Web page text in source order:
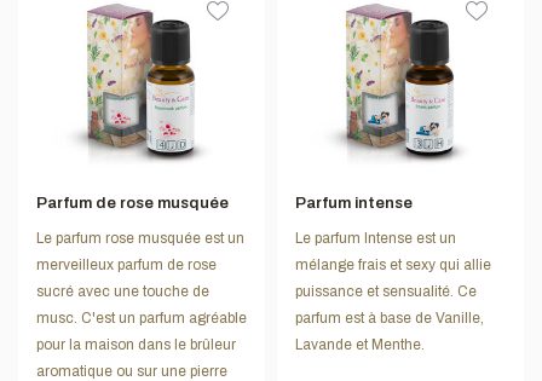
Parfum de rose musquée
Le parfum rose musquée est un
merveilleux parfum de rose
sucré avec une touche de
musc. C'est un parfum agréable
pour la maison dans le brûleur
aromatique ou sur une pierre
Parfum intense
Le parfum Intense est un
mélange frais et sexy qui allie
puissance et sensualité. Ce
parfum est à base de Vanille,
Lavande et Menthe.